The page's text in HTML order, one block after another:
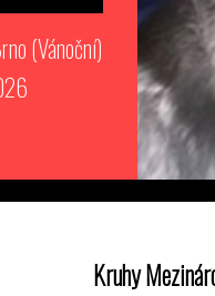
(Vánoční)
Kruhy